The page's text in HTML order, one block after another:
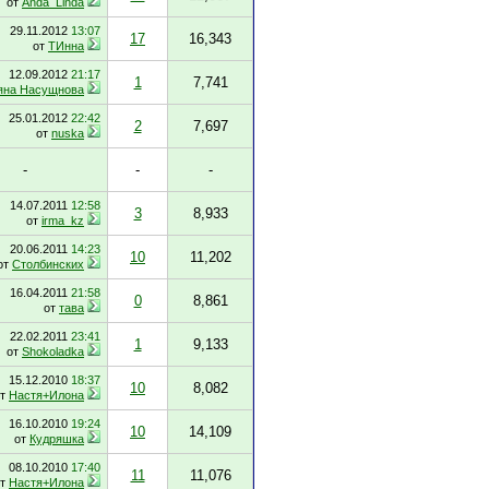
29.11.2012 13:07
от ТИнна 17 16,343
12.09.2012 21:17
Насущнова 1 7,741
25.01.2012 22:42
от nuska 2 7,697
- - -
14.07.2011 12:58
от irma_kz 3 8,933
20.06.2011 14:23
Столбинских 10 11,202
16.04.2011 21:58
от тава 0 8,861
22.02.2011 23:41
от Shokoladka 1 9,133
15.12.2010 18:37
Настя+Илона 10 8,082
16.10.2010 19:24
от Кудряшка 10 14,109
08.10.2010 17:40
Настя+Илона 11 11,076